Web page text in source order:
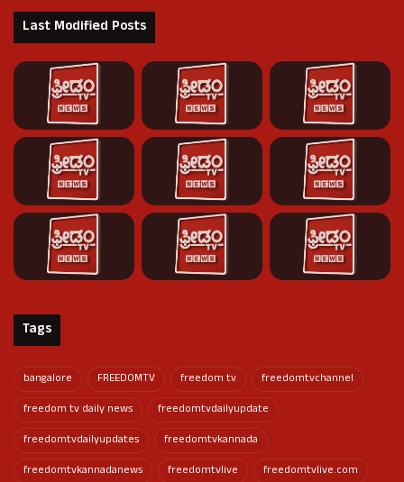
Last Modified Posts
Tags
bangalore FREEDOMTV freedom tv
freedomtvchannel
freedom tv daily news
freedomtvdailyupdate
freedomtvdailyupdates
freedomtvkannada
freedomtvkannadanews
freedomtvlive
freedomtvlive.com